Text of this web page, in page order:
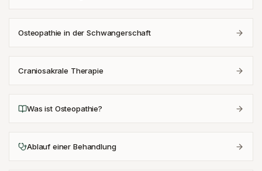
Osteopathie in der Schwangerschaft
Craniosakrale Therapie
Was ist Osteopathie?
Ablauf einer Behandlung